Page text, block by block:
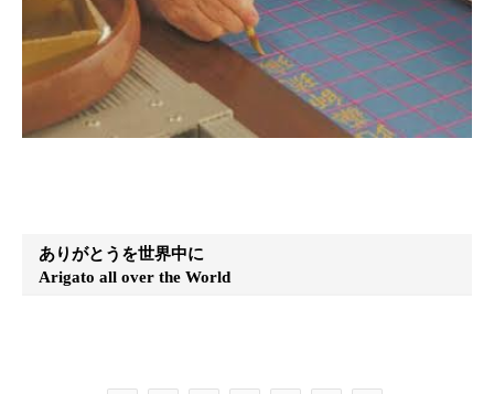
ありがとうを世界中に
Arigato all over the World